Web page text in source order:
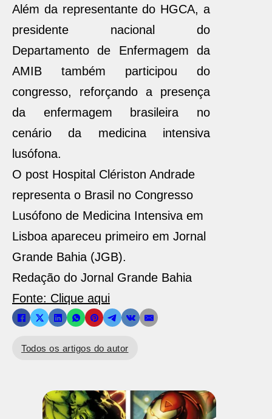
Além da representante do HGCA, a
presidente nacional do
Departamento de Enfermagem da
AMIB também participou do
congresso, reforçando a presença
da enfermagem brasileira no
cenário da medicina intensiva
lusófona.
O post Hospital Clériston Andrade
representa o Brasil no Congresso
Lusófono de Medicina Intensiva em
Lisboa apareceu primeiro em Jornal
Grande Bahia (JGB).
Redação do Jornal Grande Bahia
Fonte: Clique aqui
Todos os artigos do autor